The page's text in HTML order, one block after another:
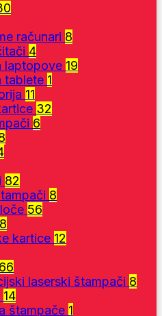
računari 8
4
laptopove 19
tablete 1
11
32
6
82
8
56
8
kartice 12
laserski štampači 8
14
štampače 1